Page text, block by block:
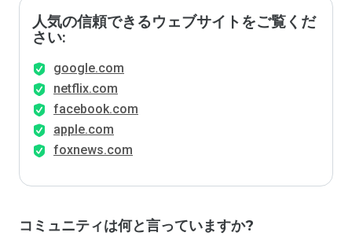
人気の信頼できるウェブサイトをご覧くだ
さい:
google.com
netflix.com
facebook.com
apple.com
foxnews.com
コミュニティは何と言っていますか?